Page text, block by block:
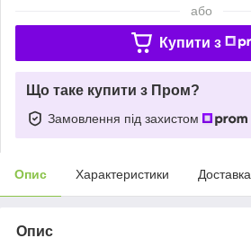
або
Купити з
Що таке купити з Пром?
Замовлення під захистом
Опис Характеристики Доставка
Опис